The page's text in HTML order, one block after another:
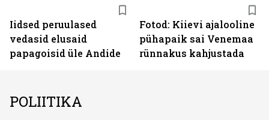
Iidsed peruulased
vedasid elusaid
papagoisid üle Andide
Fotod: Kiievi ajalooline
pühapaik sai Venemaa
rünnakus kahjustada
POLIITIKA